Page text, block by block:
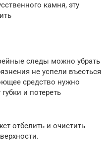
камня, эту
следы можно убрать
не успели въесться
средство нужно
и потереть
отбелить и очистить